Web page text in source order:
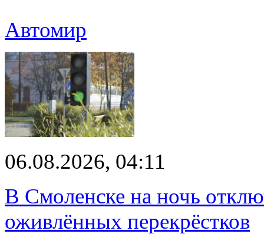
Автомир
06.08.2026, 04:11
В Смоленске на ночь
оживлённых перекрёстков